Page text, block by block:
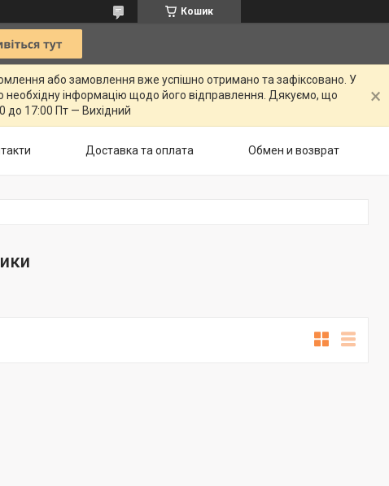
Кошик
або замовлення вже успішно отримано та зафіксовано. У
інформацію щодо його відправлення. Дякуємо, що
до 17:00 Пт — Вихідний
Доставка та оплата Обмен и возврат